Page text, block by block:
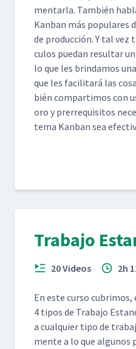
men­tar­la. Tam­bién
Kan­ban más pop­u­lares
de pro­duc­ción. Y tal
cu­los puedan resul­tar
lo que les brindamos
que les facil­i­tará las
bién com­par­ti­mos con
oro y pre­rreq­ui­si­tos
tema Kan­ban sea
Trabajo
20 Videos 2h
En este cur­so
4 tipos de Tra­ba­jo
a cualquier tipo de
mente a lo que